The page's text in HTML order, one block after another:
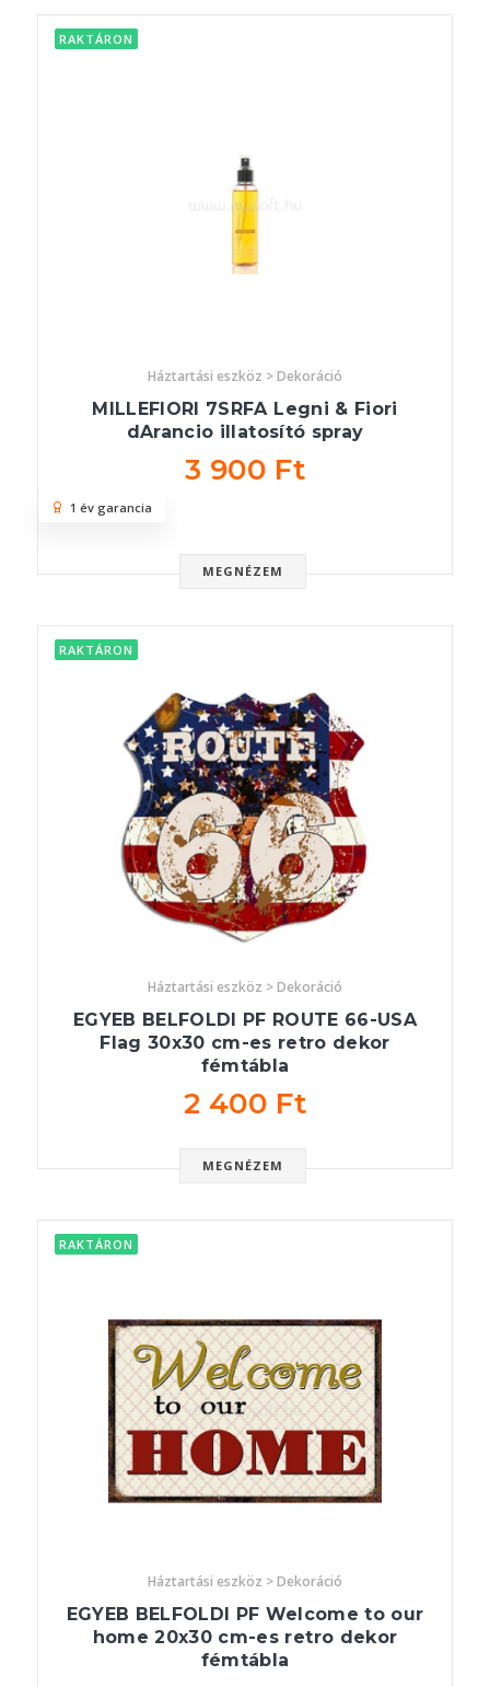
RAKTÁRON
Háztartási eszköz > Dekoráció
MILLEFIORI 7SRFA Legni & Fiori
dArancio illatosító spray
3 900 Ft
MEGNÉZEM
1 év garancia
RAKTÁRON
Háztartási eszköz > Dekoráció
EGYEB BELFOLDI PF ROUTE 66-USA
Flag 30x30 cm-es retro dekor
fémtábla
2 400 Ft
MEGNÉZEM
RAKTÁRON
Háztartási eszköz > Dekoráció
EGYEB BELFOLDI PF Welcome to our
home 20x30 cm-es retro dekor
fémtábla